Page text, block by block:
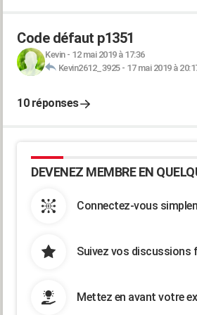
Code défaut p1351
Kevin- 12 mai 2019 à 17:36
Kevin2612_3925- 17 mai 2019 à
10 réponses
DEVENEZ MEMBRE EN
Connectez-vous
Suivez vos discussions
Mettez en avant votre